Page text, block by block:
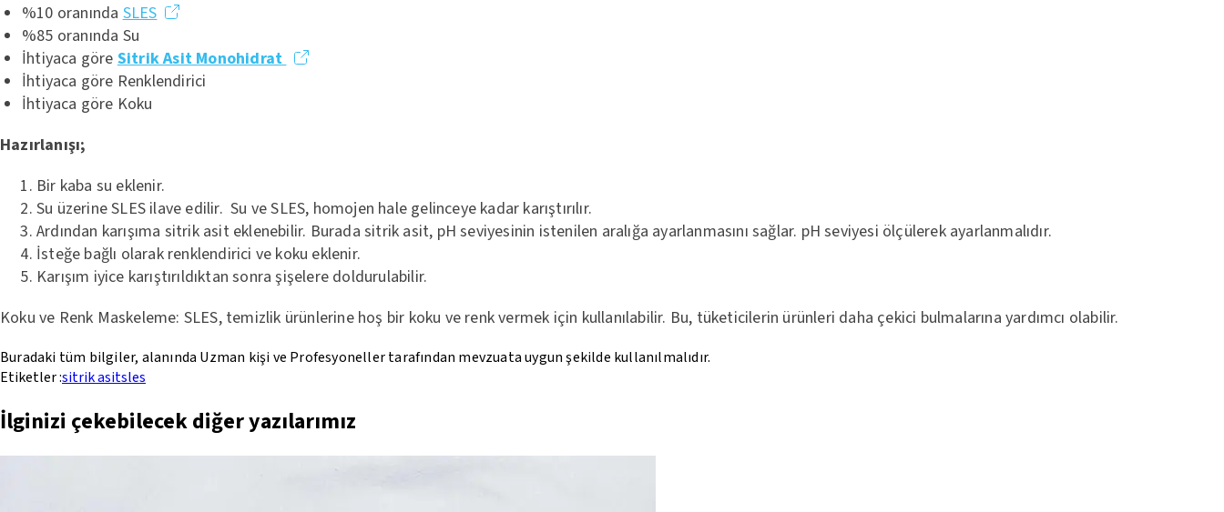
%10 oranında SLES
%85 oranında Su
İhtiyaca göre Sitrik Asit Monohidrat
İhtiyaca göre Renklendirici
İhtiyaca göre Koku
Hazırlanışı;
Bir kaba su eklenir.
Su üzerine SLES ilave edilir. Su ve SLES, homojen hale gelinceye kadar karıştırılır.
Ardından karışıma sitrik asit eklenebilir. Burada sitrik asit, pH seviyesinin istenilen aralığa ayarlanmasını sağlar. pH seviyesi ölçülerek ayarlanmalıdır.
İsteğe bağlı olarak renklendirici ve koku eklenir.
Karışım iyice karıştırıldıktan sonra şişelere doldurulabilir.
Koku ve Renk Maskeleme: SLES, temizlik ürünlerine hoş bir koku ve renk vermek için kullanılabilir. Bu, tüketicilerin ürünleri daha çekici bulmalarına yardımcı olabilir.
Buradaki tüm bilgiler, alanında Uzman kişi ve Profesyoneller tarafından mevzuata uygun şekilde kullanılmalıdır.
Etiketler :sitrik asitsles
İlginizi çekebilecek diğer yazılarımız